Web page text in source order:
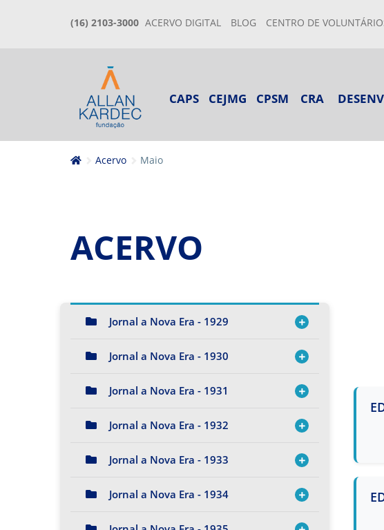
(16) 2103-3000 ACERVO DIGITAL BLOG CENTRO DE
CAPS CEJMG CPSM CRA
Acervo Maio
ACERVO
Jornal a Nova Era - 1929
Jornal a Nova Era - 1930
Jornal a Nova Era - 1931
Jornal a Nova Era - 1932
Jornal a Nova Era - 1933
Jornal a Nova Era - 1934